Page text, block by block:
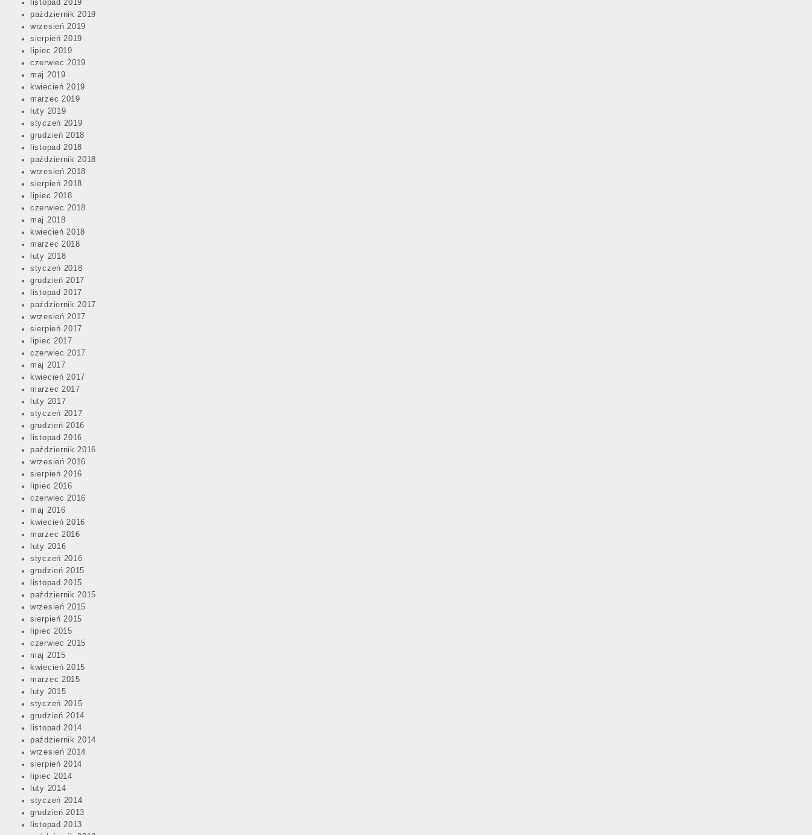
listopad 2019
październik 2019
wrzesień 2019
sierpień 2019
lipiec 2019
czerwiec 2019
maj 2019
kwiecień 2019
marzec 2019
luty 2019
styczeń 2019
grudzień 2018
listopad 2018
październik 2018
wrzesień 2018
sierpień 2018
lipiec 2018
czerwiec 2018
maj 2018
kwiecień 2018
marzec 2018
luty 2018
styczeń 2018
grudzień 2017
listopad 2017
październik 2017
wrzesień 2017
sierpień 2017
lipiec 2017
czerwiec 2017
maj 2017
kwiecień 2017
marzec 2017
luty 2017
styczeń 2017
grudzień 2016
listopad 2016
październik 2016
wrzesień 2016
sierpień 2016
lipiec 2016
czerwiec 2016
maj 2016
kwiecień 2016
marzec 2016
luty 2016
styczeń 2016
grudzień 2015
listopad 2015
październik 2015
wrzesień 2015
sierpień 2015
lipiec 2015
czerwiec 2015
maj 2015
kwiecień 2015
marzec 2015
luty 2015
styczeń 2015
grudzień 2014
listopad 2014
październik 2014
wrzesień 2014
sierpień 2014
lipiec 2014
luty 2014
styczeń 2014
grudzień 2013
listopad 2013